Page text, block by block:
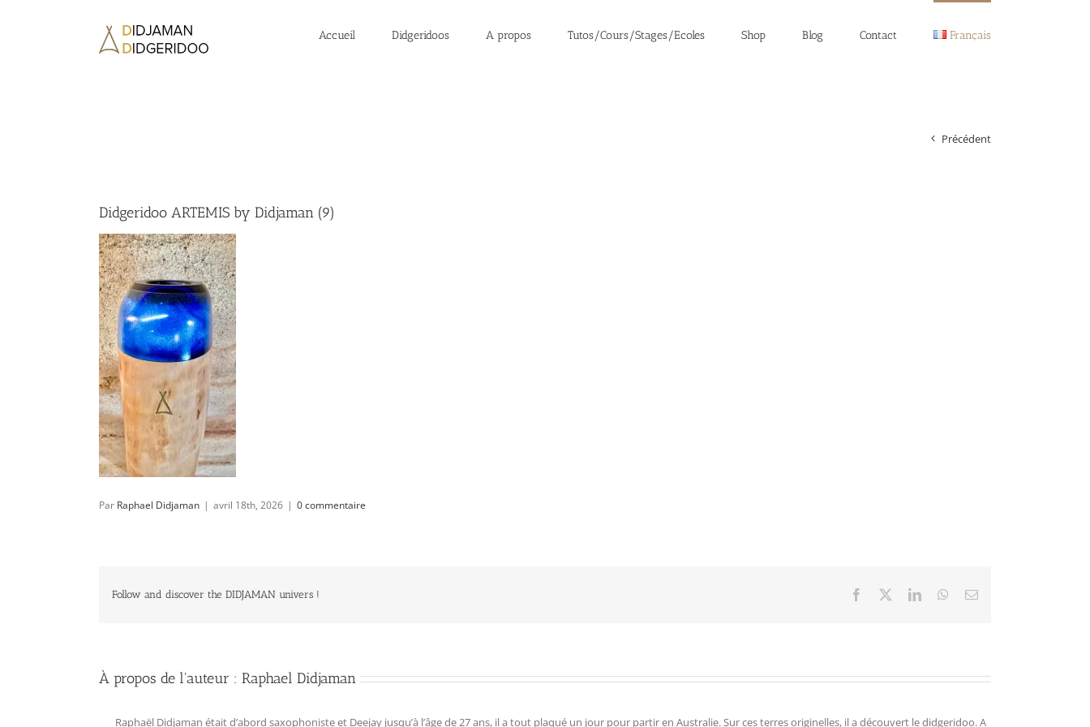
Accueil Didgeridoos A propos Tutos/Cours/Stages/Ecoles Shop Blog Contact Français
Précédent
Didgeridoo ARTEMIS by Didjaman (9)
Par Raphael Didjaman | avril 18th, 2026 | 0 commentaire
Follow and discover the DIDJAMAN univers ! Facebook LinkedInWhatsApp
Email
À propos de l'auteur : Raphael Didjaman
Raphaël Didjaman était d’abord saxophoniste et Deejay jusqu’à l’âge de 27 ans, il a tout plaqué un jour pour partir en Australie. Sur ces terres originelles, il a découvert le didgeridoo. A